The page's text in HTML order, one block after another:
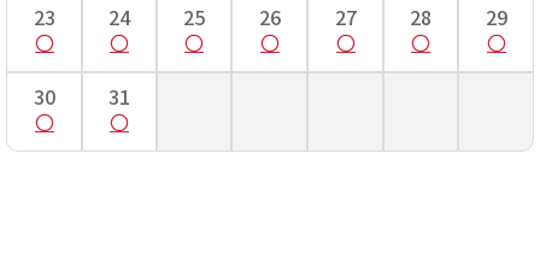
23 24 25 26 27 28 29
30 31